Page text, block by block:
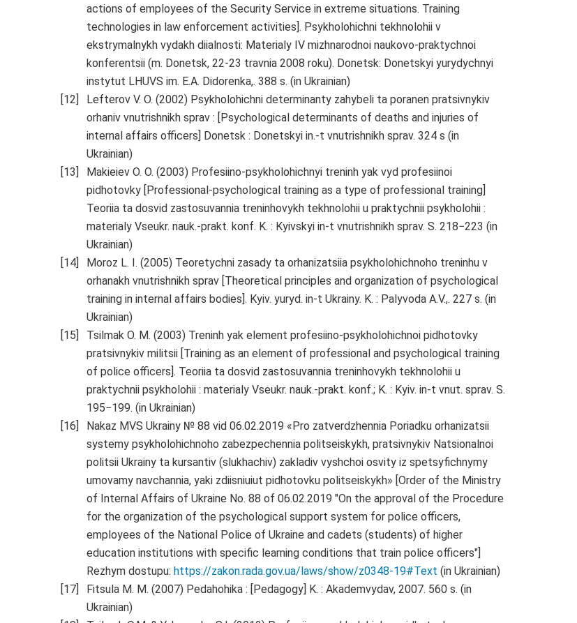
actions of employees of the Security Service in extreme situations. Training
technologies in law enforcement activities]. Psykholohichni tekhnolohii v
ekstrymalnykh vydakh diialnosti: Materialy IV mizhnarodnoi naukovo-praktychnoi
konferentsii (m. Donetsk, 22-23 travnia 2008 roku). Donetsk: Donetskyi yurydychnyi
instytut LHUVS im. E.A. Didorenka,. 388 s. (in Ukrainian)
Lefterov V. O. (2002) Psykholohichni determinanty zahybeli ta poranen pratsivnykiv
orhaniv vnutrishnikh sprav : [Psychological determinants of deaths and injuries of
internal affairs officers] Donetsk : Donetskyi in.-t vnutrishnikh sprav. 324 s (in
Ukrainian)
Makieiev O. O. (2003) Profesiino-psykholohichnyi treninh yak vyd profesiinoi
pidhotovky [Professional-psychological training as a type of professional training]
Teoriia ta dosvid zastosuvannia treninhovykh tekhnolohii u praktychnii psykholohii :
materialy Vseukr. nauk.-prakt. konf. K. : Kyivskyi in-t vnutrishnikh sprav. S. 218−223 (in
Ukrainian)
Moroz L. I. (2005) Teoretychni zasady ta orhanizatsiia psykholohichnoho treninhu v
orhanakh vnutrishnikh sprav [Theoretical principles and organization of psychological
training in internal affairs bodies]. Kyiv. yuryd. in-t Ukrainy. K. : Palyvoda A.V.,. 227 s. (in
Ukrainian)
Tsilmak O. M. (2003) Treninh yak element profesiino-psykholohichnoi pidhotovky
pratsivnykiv militsii [Training as an element of professional and psychological training
of police officers]. Teoriia ta dosvid zastosuvannia treninhovykh tekhnolohii u
praktychnii psykholohii : materialy Vseukr. nauk.-prakt. konf.; K. : Kyiv. in-t vnut. sprav. S.
195−199. (in Ukrainian)
Nakaz MVS Ukrainy № 88 vid 06.02.2019 «Pro zatverdzhennia Poriadku orhanizatsii
systemy psykholohichnoho zabezpechennia politseiskykh, pratsivnykiv Natsionalnoi
politsii Ukrainy ta kursantiv (slukhachiv) zakladiv vyshchoi osvity iz spetsyfichnymy
umovamy navchannia, yaki zdiisniuiut pidhotovku politseiskykh» [Order of the Ministry
of Internal Affairs of Ukraine No. 88 of 06.02.2019 "On the approval of the Procedure
for the organization of the psychological support system for police officers,
employees of the National Police of Ukraine and cadets (students) of higher
education institutions with specific learning conditions that train police officers"]
Rezhym dostupu: https://zakon.rada.gov.ua/laws/show/z0348-19#Text (in Ukrainian)
Fitsula M. M. (2007) Pedahohika : [Pedagogy] K. : Akademvydav, 2007. 560 s. (in
Ukrainian)